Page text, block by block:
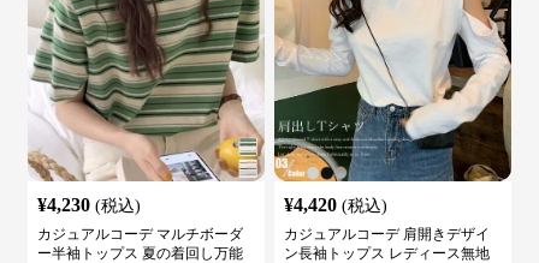
¥4,230 (税込)
カジュアルコーデ マルチボーダ
ー半袖トップス 夏の着回し万能
¥4,420 (税込)
カジュアルコーデ 肩開きデザイ
ン長袖トップス レディース無地